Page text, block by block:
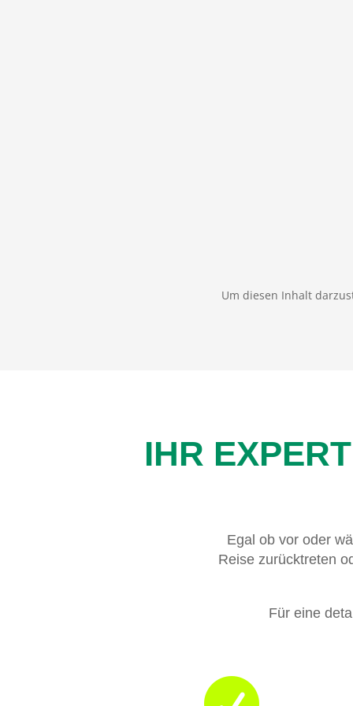
Um diesen Inhalt
IHR
Egal ob vor oder
Reise zurücktreten
Für eine